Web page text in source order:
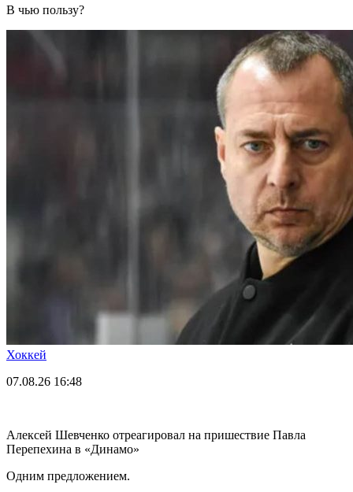
В чью пользу?
Хоккей
07.08.26 16:48
Алексей Шевченко отреагировал на пришествие Павла
Перепехина в «Динамо»
Одним предложением.